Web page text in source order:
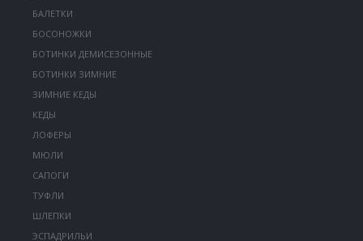
БАЛЕТКИ
БОСОНОЖКИ
БОТИНКИ ДЕМИСЕЗОННЫЕ
БОТИНКИ ЗИМНИЕ
ЗИМНИЕ КЕДЫ
КЕДЫ
ЛОФЕРЫ
МЮЛИ
САПОГИ
ТУФЛИ
ШЛЕПКИ
ЭСПАДРИЛЬИ